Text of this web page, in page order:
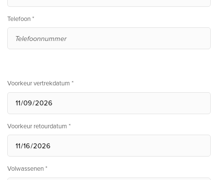
Telefoon *
Voorkeur vertrekdatum *
Voorkeur retourdatum *
Volwassenen *